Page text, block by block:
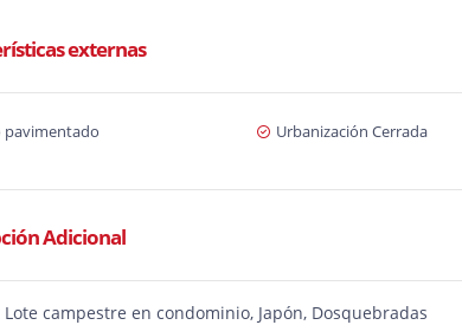
externas
pavimentado Urbanización Cerrada
Adicional
Lote campestre en condominio, Japón, Dosquebradas